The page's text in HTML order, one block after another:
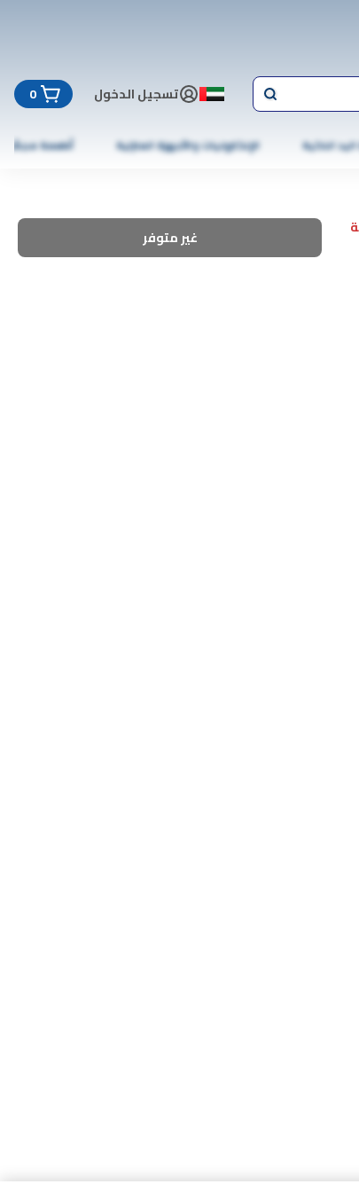
تسجيل الدخول 0
الذكية الإلكترونيات والأجهزة المنزلية أطعمة مجمّدة
غير متوفر